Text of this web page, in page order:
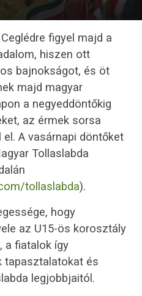
figyel majd a
hiszen ott
bajnokságot, és öt
majd magyar
a negyeddöntőkig
az érmek sorsa
A vasárnapi döntőket
Tollaslabda
tollaslabda).
hogy
az U15-ös korosztály
a fiatalok így
tapasztalatokat és
legjobbjaitól.